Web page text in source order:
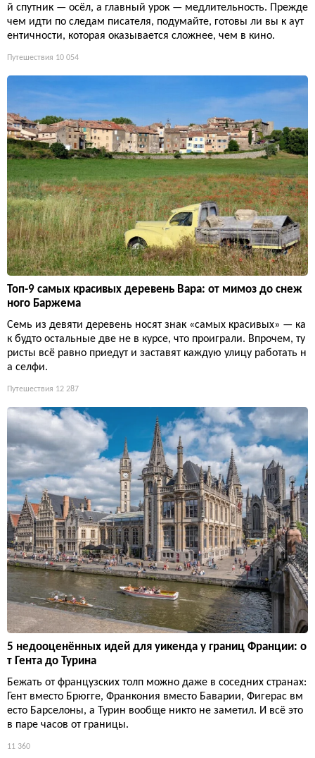
й спутник — осёл, а главный урок — медлительность. Прежде
чем идти по следам писателя, подумайте, готовы ли вы к аут
ентичности, которая оказывается сложнее, чем в кино.
Путешествия 10 054
Топ-9 самых красивых деревень Вара: от мимоз до снеж
ного Баржема
Семь из девяти деревень носят знак «самых красивых» — ка
к будто остальные две не в курсе, что проиграли. Впрочем, ту
ристы всё равно приедут и заставят каждую улицу работать н
а селфи.
Путешествия 12 287
5 недооценённых идей для уикенда у границ Франции: о
т Гента до Турина
Бежать от французских толп можно даже в соседних странах:
Гент вместо Брюгге, Франкония вместо Баварии, Фигерас вм
есто Барселоны, а Турин вообще никто не заметил. И всё это
в паре часов от границы.
11 360